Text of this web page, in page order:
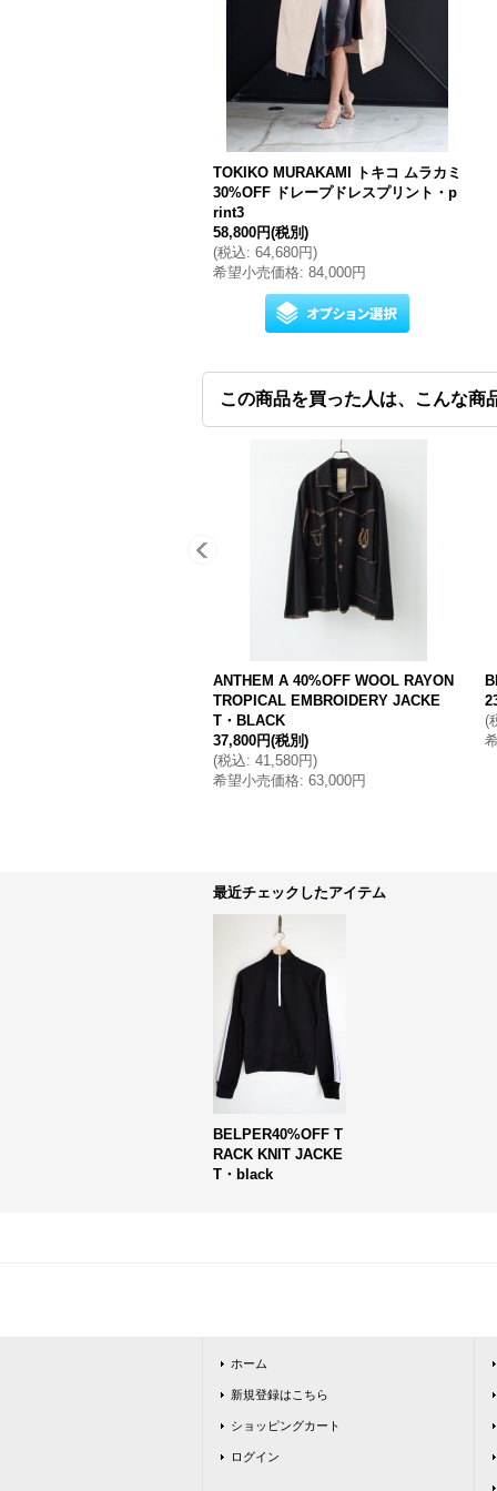
TOKIKO MURAKAMI トキコ ムラカミ
30%OFF ドレープドレスプリント・p
rint3
58,800円(税別)
(税込: 64,680円)
希望小売価格: 84,000円
この商品を買った人は、こんな商
ANTHEM A 40%OFF WOOL RAYON
TROPICAL EMBROIDERY JACKE
T・BLACK
37,800円(税別)
(税込: 41,580円)
希望小売価格: 63,000円
(
最近チェックしたアイテム
BELPER40%OFF T
RACK KNIT JACKE
T・black
ホーム
新規登録はこちら
ショッピングカート
ログイン